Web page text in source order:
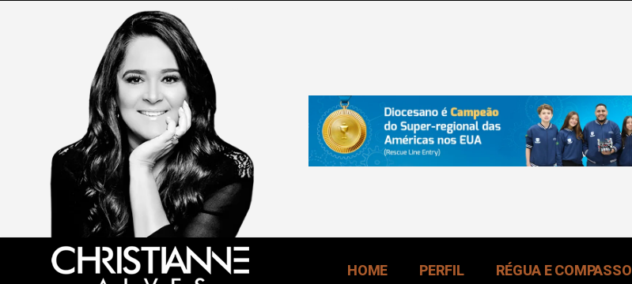
HOME PERFIL RÉGUA E COMPASSO